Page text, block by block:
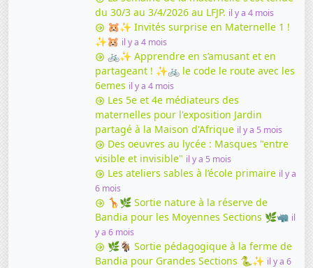
du 30/3 au 3/4/2026 au LFJP. il y a 4 mois
🐹✨ Invités surprise en Maternelle 1 !
✨🐹 il y a 4 mois
🚲✨ Apprendre en s’amusant et en
partageant ! ✨🚲 le code le route avec les
6emes il y a 4 mois
Les 5e et 4e médiateurs des
maternelles pour l'exposition Jardin
partagé à la Maison d'Afrique il y a 5 mois
Des oeuvres au lycée : Masques "entre
visible et invisible" il y a 5 mois
Les ateliers sables à l’école primaire il y a
6 mois
🦒🌿 Sortie nature à la réserve de
Bandia pour les Moyennes Sections 🌿🦏 il
y a 6 mois
🌿🐐 Sortie pédagogique à la ferme de
Bandia pour Grandes Sections 🐍✨ il y a 6